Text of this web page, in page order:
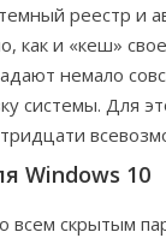
реестр и
как и «кеш»
немало
системы. Для
Windows 10
всем скрытым